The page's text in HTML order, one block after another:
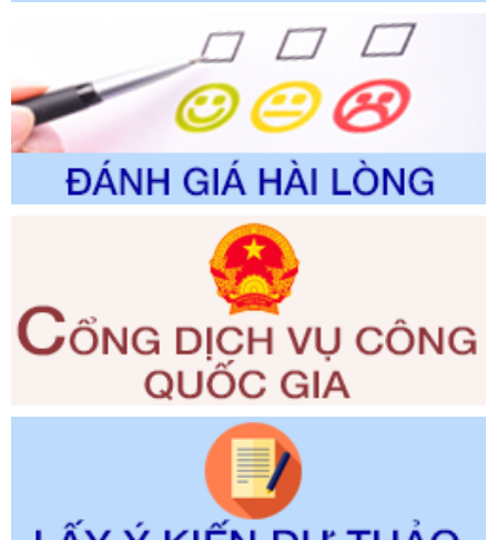
đổi, bổ sung và phê duyệt Quy trình nội bộ, quy trình điện tử
trong giải quyết thủtục hành chính lĩnh vực biến đổi khí hậu
thuộc phạm vi giải quyết của Sở Nông nghiệp và Môi
trường
Ngày ban hành: 01/06/2026
Số kí hiệu:2300/QĐ-UBND
Tên: V/v công bố danh mục thủ tục hành chính được sửa
đổi, bổ sung và phê duyệt quy trình nội bộ, quy trình điện tử
giải quyết thủ tục hành chính trong lĩnh vực Luật sư thuộc
phạm vi chức năng quản lý của Sở Tư pháp
Ngày ban hành: 01/06/2026
Số kí hiệu: 351/2025/NĐ-CP
Tên: Nghị định số 351/2025/NĐ-CP của Chính phủ: Quy
định chuẩn nghèo đa chiều quốc gia giai đoạn 2026 - 2030
Ngày ban hành: 29/12/2026
Số kí hiệu:3014/QĐ-UBND
Tên: Quyết định về việc công bố danh mục thủ tục hành
chính ban hành mới, sửa đổi bổ sung trong lĩnh vực hỗ trợ
đầu tư, lĩnh vực đấu thầu lựa chọn nhà thầu thuộc thẩm
quyền giải quyết của Sở Tài chính và Ban Quản lý Khu kinh